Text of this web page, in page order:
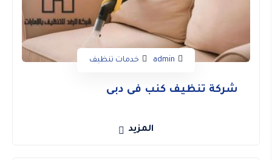
admin خدمات تنظيف
شركة تنظيف كنب فى دبى
المزيد